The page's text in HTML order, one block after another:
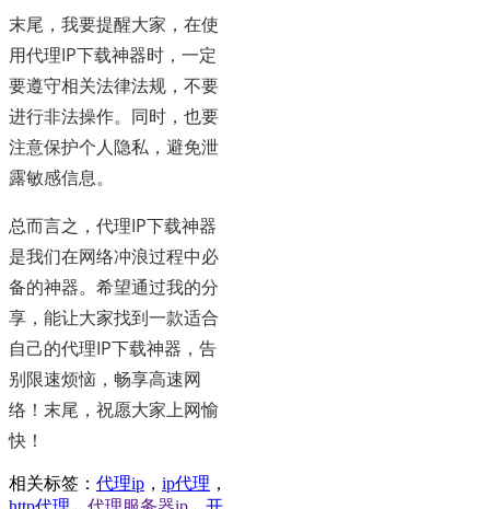
末尾，我要提醒大家，在使
用代理IP下载神器时，一定
要遵守相关法律法规，不要
进行非法操作。同时，也要
注意保护个人隐私，避免泄
露敏感信息。
总而言之，代理IP下载神器
是我们在网络冲浪过程中必
备的神器。希望通过我的分
享，能让大家找到一款适合
自己的代理IP下载神器，告
别限速烦恼，畅享高速网
络！末尾，祝愿大家上网愉
快！
相关标签： 代理ip ， ip代理 ，